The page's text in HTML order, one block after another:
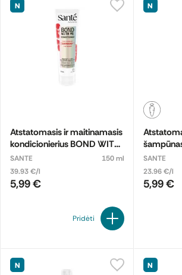
N
Atstatomasis ir maitinamasis
kondicionierius BOND WITH
ME
SANTE
150 ml
39.93 €/l
5,99 €
Pridėti
N
SANTE
23.96 €/l
5,99 €
N N